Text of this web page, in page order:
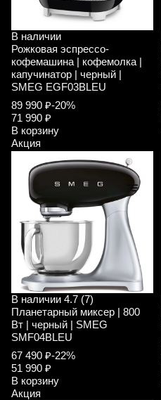
В наличии
Рожковая эспрессо-
кофемашина | кофемолка |
капучинатор | черный |
SMEG EGF03BLEU
89 990 ₽-20%
71 990 ₽
В корзину
Акция
В наличии 4.7 (7)
Планетарный миксер | 800
Вт | черный | SMEG
SMF04BLEU
67 490 ₽-22%
51 990 ₽
В корзину
Акция